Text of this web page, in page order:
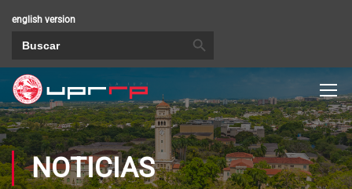
english version
NOTICIAS